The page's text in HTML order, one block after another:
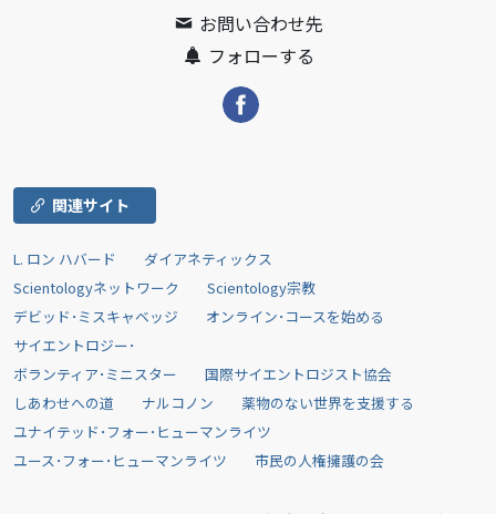
お問い合わせ先
フォローする
関連サイト
L. ロン ハバード
ダイアネティックス
Scientologyネットワーク
Scientology宗教
デビッド･ミスキャベッジ
オンライン･コースを始める
サイエントロジー･
ボランティア･ミニスター
国際サイエントロジスト協会
しあわせへの道
ナルコノン
薬物のない世界を支援する
ユナイテッド･フォー･ヒューマンライツ
ユース･フォー･ヒューマンライツ
市民の人権擁護の会